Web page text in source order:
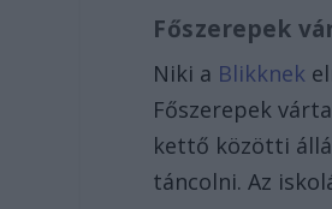
Főszerepek
Niki a Blikknek
Főszerepek
kettő közötti
táncolni. Az